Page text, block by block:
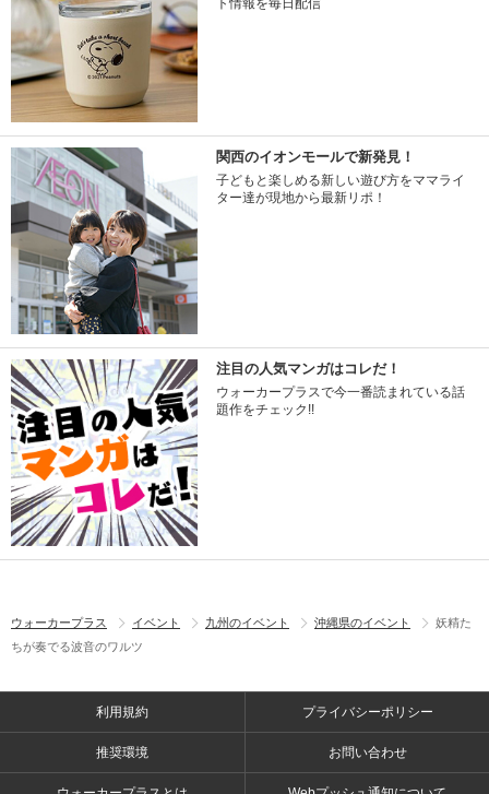
関西のイオンモールで新発見！
子どもと楽しめる新しい遊び方をママライ
ター達が現地から最新リポ！
注目の人気マンガはコレだ！
ウォーカープラスで今一番読まれている話
題作をチェック!!
ウォーカープラス イベント 九州のイベント 沖縄県のイベント
妖精た
ちが奏でる波音のワルツ
利用規約 プライバシーポリシー
推奨環境 お問い合わせ